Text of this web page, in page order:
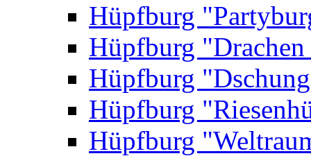
Hüpfburg
Hüpfburg
Hüpfburg
Hüpfburg
Hüpfburg